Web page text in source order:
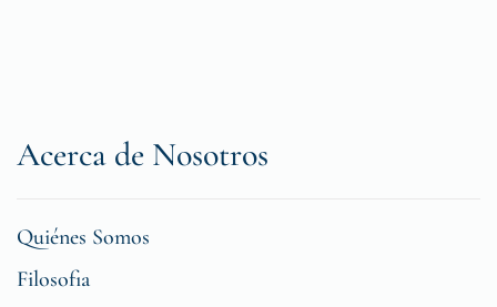
Acerca de Nosotros
Quiénes Somos
Filosofia